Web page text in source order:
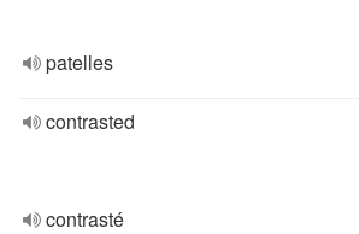
patelles
contrasted
contrasté